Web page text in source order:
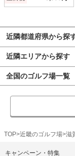
近隣都道府県から探
近隣エリアから探す
全国のゴルフ場一覧
TOP 近畿のゴルフ場 滋
キャンペーン・特集